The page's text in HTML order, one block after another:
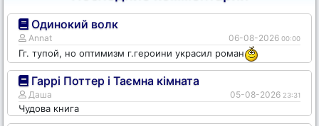
Одинокий волк
Annat 06-08-2026 00:00
Гг. тупой, но оптимизм г.героини украсил роман
Гаррі Поттер і Таємна кімната
Даша 05-08-2026 23:31
Чудова книга